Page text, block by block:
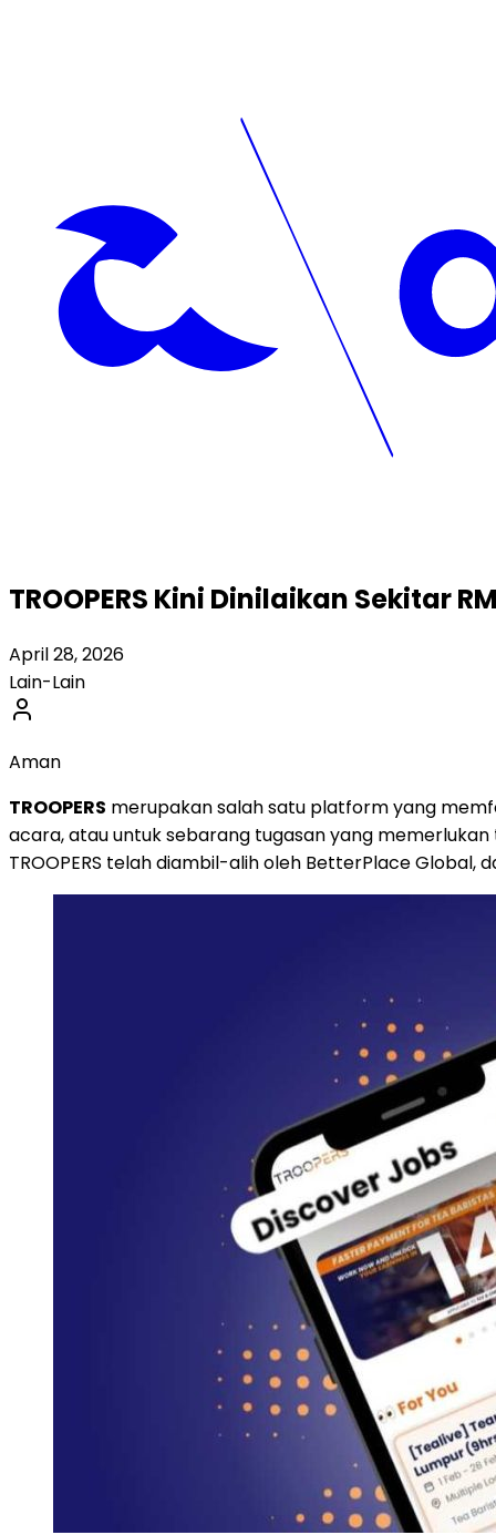
TROOPERS Kini Dinilaikan Sekitar
April 28, 2026
Lain-Lain
Aman
TROOPERS merupakan salah satu platform yang
acara, atau untuk sebarang tugasan yang
TROOPERS telah diambil-alih oleh BetterPlace